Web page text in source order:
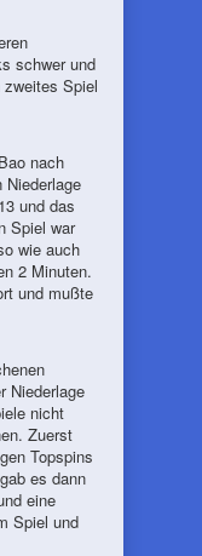
schwer und
Spiel
nach
und das
Spiel war
wie auch
2 Minuten.
und mußte
Niederlage
nicht
Zuerst
Topspins
es dann
eine
Spiel und